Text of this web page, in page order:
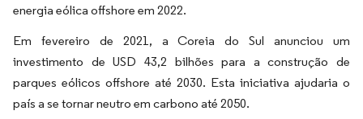
energia eólica offshore em 2022.
Em fevereiro de 2021, a Coreia do Sul anunciou um
investimento de USD 43,2 bilhões para a construção de
parques eólicos offshore até 2030. Esta iniciativa ajudaria o
país a se tornar neutro em carbono até 2050.